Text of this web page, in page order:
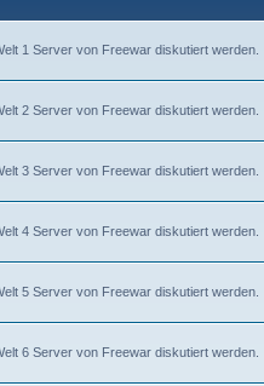
1 Server von Freewar diskutiert werden.
2 Server von Freewar diskutiert werden.
3 Server von Freewar diskutiert werden.
4 Server von Freewar diskutiert werden.
5 Server von Freewar diskutiert werden.
6 Server von Freewar diskutiert werden.